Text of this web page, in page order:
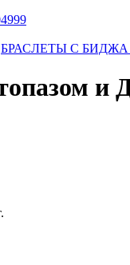
БРАСЛЕТЫ С
и